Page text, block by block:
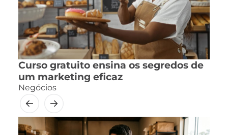
Curso gratuito ensina os segredos de
um marketing eficaz
Negócios